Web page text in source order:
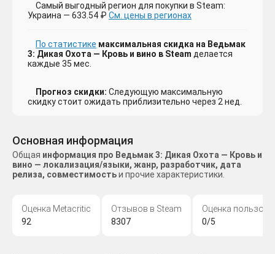
Самый выгодный регион для покупки в Steam:
Украина — 633.54 ₽ См. цены в регионах
По статистике максимальная скидка на Ведьмак
3: Дикая Охота — Кровь и вино в Steam делается
каждые 35 мес.
Прогноз скидки: Следующую максимальную
скидку стоит ожидать приблизительно через 2 нед.
Основная информация
Общая информация про Ведьмак 3: Дикая Охота — Кровь и
вино — локализация/языки, жанр, разработчик, дата
релиза, совместимостьи прочие характеристики.
Оценка Metacritic
92
Отзывов в Steam
8307
Оценка
0/5